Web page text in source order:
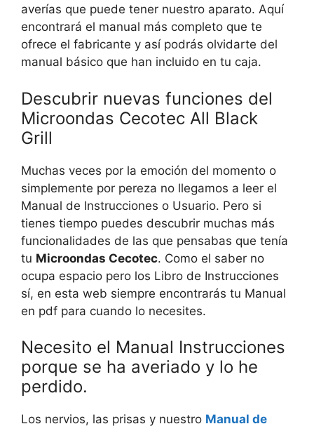
averías que puede tener nuestro aparato. Aquí
encontrará el manual más completo que te
ofrece el fabricante y así podrás olvidarte del
manual básico que han incluido en tu caja.
Descubrir nuevas funciones del
Microondas Cecotec All Black
Grill
Muchas veces por la emoción del momento o
simplemente por pereza no llegamos a leer el
Manual de Instrucciones o Usuario. Pero si
tienes tiempo puedes descubrir muchas más
funcionalidades de las que pensabas que tenía
tu Microondas Cecotec. Como el saber no
ocupa espacio pero los Libro de Instrucciones
sí, en esta web siempre encontrarás tu Manual
en pdf para cuando lo necesites.
Necesito el Manual Instrucciones
porque se ha averiado y lo he
perdido.
Los nervios, las prisas y nuestro Manual de